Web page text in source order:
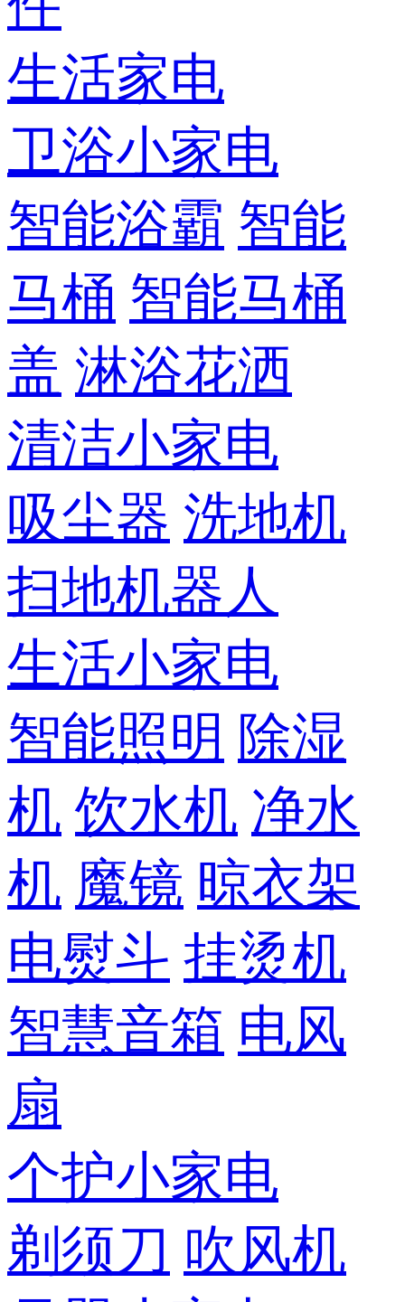
生活家电
卫浴小家电
智能浴霸 智能
马桶 智能马桶
盖 淋浴花洒
清洁小家电
吸尘器 洗地机
扫地机器人
生活小家电
智能照明 除湿
机 饮水机 净水
机 魔镜 晾衣架
电熨斗 挂烫机
智慧音箱 电风
扇
个护小家电
剃须刀 吹风机